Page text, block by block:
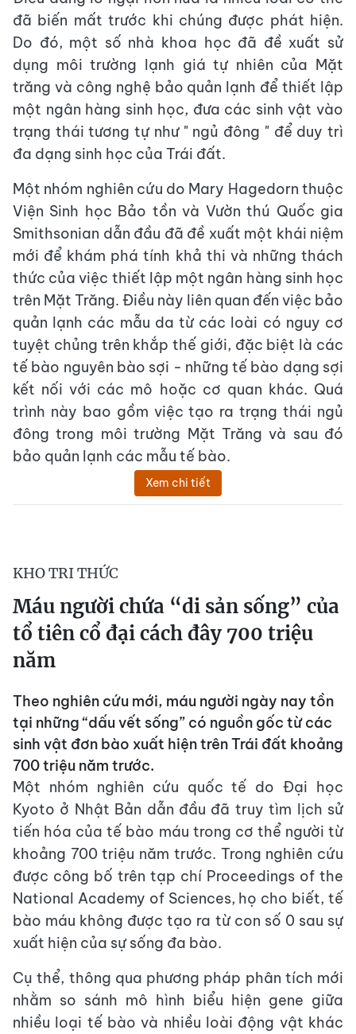
đã biến mất trước khi chúng được phát hiện.
Do đó, một số nhà khoa học đã đề xuất sử
dụng môi trường lạnh giá tự nhiên của Mặt
trăng và công nghệ bảo quản lạnh để thiết lập
một ngân hàng sinh học, đưa các sinh vật vào
trạng thái tương tự như " ngủ đông " để duy trì
đa dạng sinh học của Trái đất.
Một nhóm nghiên cứu do Mary Hagedorn thuộc
Viện Sinh học Bảo tồn và Vườn thú Quốc gia
Smithsonian dẫn đầu đã đề xuất một khái niệm
mới để khám phá tính khả thi và những thách
thức của việc thiết lập một ngân hàng sinh học
trên Mặt Trăng. Điều này liên quan đến việc bảo
quản lạnh các mẫu da từ các loài có nguy cơ
tuyệt chủng trên khắp thế giới, đặc biệt là các
tế bào nguyên bào sợi - những tế bào dạng sợi
kết nối với các mô hoặc cơ quan khác. Quá
trình này bao gồm việc tạo ra trạng thái ngủ
đông trong môi trường Mặt Trăng và sau đó
bảo quản lạnh các mẫu tế bào.
Xem chi tiết
KHO TRI THỨC
Máu người chứa “di sản sống” của
tổ tiên cổ đại cách đây 700 triệu
năm
Theo nghiên cứu mới, máu người ngày nay tồn
tại những “dấu vết sống” có nguồn gốc từ các
sinh vật đơn bào xuất hiện trên Trái đất khoảng
700 triệu năm trước.
Một nhóm nghiên cứu quốc tế do Đại học
Kyoto ở Nhật Bản dẫn đầu đã truy tìm lịch sử
tiến hóa của tế bào máu trong cơ thể người từ
khoảng 700 triệu năm trước. Trong nghiên cứu
được công bố trên tạp chí Proceedings of the
National Academy of Sciences, họ cho biết, tế
bào máu không được tạo ra từ con số 0 sau sự
xuất hiện của sự sống đa bào.
Cụ thể, thông qua phương pháp phân tích mới
nhằm so sánh mô hình biểu hiện gene giữa
nhiều loại tế bào và nhiều loài động vật khác